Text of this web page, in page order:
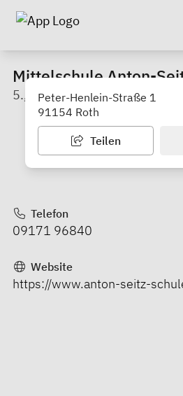
Mittelschule Anton-
5., 6., 7., 9. Jahrgangsstufe
Peter-Henlein-Straße 1
91154 Roth
Teilen
Telefon
09171 96840
Website
https://www.anton-seitz-